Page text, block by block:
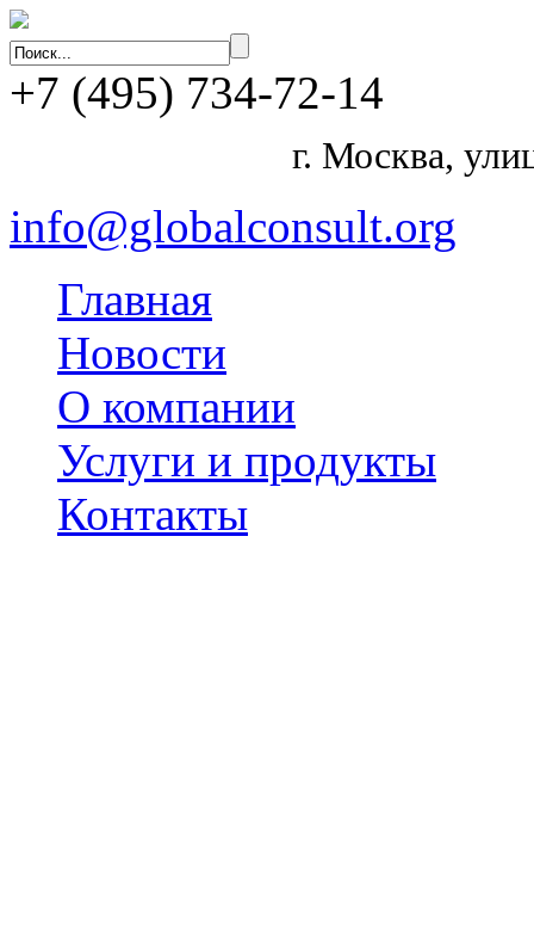
+7 (495) 734-72-14
г. Москва,
info@globalconsult.org
Главная
Новости
О компании
Услуги и продукты
Контакты